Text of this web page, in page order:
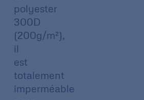
polyester
300D
(200g/m²),
il
est
totalement
imperméable